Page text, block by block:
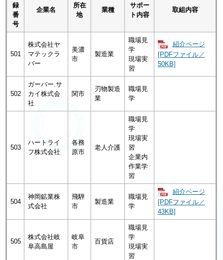
録
番
号
企業名
所在
地
業種
サポー
ト内容
取組内容
501
株式会社ヤ
マテックラ
バー
美濃
市
製造業
職場見
学
現場実
習
紹介ページ
[PDFファイル／
50KB]
502
ガーバー.サ
カイ株式会
社
関市
刃物製造
業
職場見
学
503
ハートライ
フ株式会社
各務
原市
老人介護
職場見
学
現場実
習
企業内
作業学
習
504
神岡鉱業株
式会社
飛騨
市
製造業
職場見
学
紹介ページ
[PDFファイル／
43KB]
505
株式会社岐
阜高島屋
岐阜
市
百貨店
職場見
学
現場実
習